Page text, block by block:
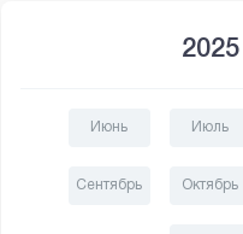
2025
Июнь Июль
Сентябрь Октябрь